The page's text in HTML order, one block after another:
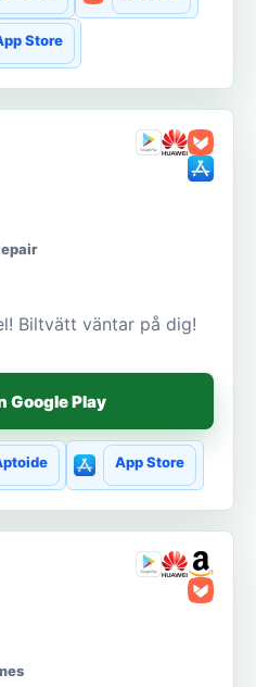
Store
Biltvätt väntar på dig!
Google Play
App Store